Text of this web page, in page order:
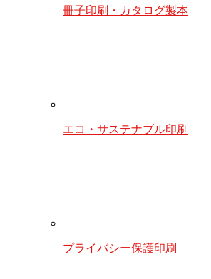
冊子印刷・カタログ製本
エコ・サステナブル印刷
プライバシー保護印刷